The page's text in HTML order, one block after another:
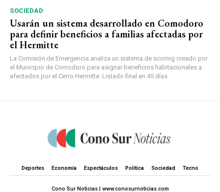
SOCIEDAD
Usarán un sistema desarrollado en Comodoro
para definir beneficios a familias afectadas por
el Hermitte
La Comisión de Emergencia analiza un sistema de scoring creado por
el Municipio de Comodoro para asignar beneficios habitacionales a
afectados por el Cerro Hermitte. Listado final en 45 días.
Deportes Economía Espectáculos Política Sociedad Tecno
Cono Sur Noticias | www.conosurnoticias.com